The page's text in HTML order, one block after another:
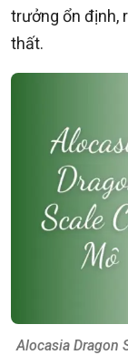
trưởng ổn định,
thất.
Alocasia Dragon